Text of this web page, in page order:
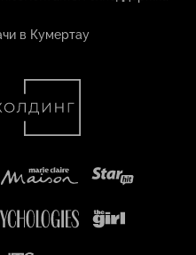
в Кумертау